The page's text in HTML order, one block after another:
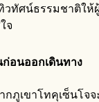
ทัศน์ธรรมชาติให้
จ
อนออกเดินทาง
กภูเขาโทคุเซ็นโจ